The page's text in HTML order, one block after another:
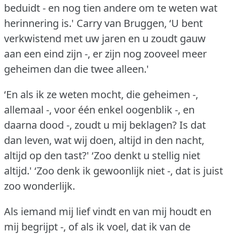
beduidt - en nog tien andere om te weten wat
herinnering is.' Carry van Bruggen, ‘U bent
verkwistend met uw jaren en u zoudt gauw
aan een eind zijn -, er zijn nog zooveel meer
geheimen dan die twee alleen.'
‘En als ik ze weten mocht, die geheimen -,
allemaal -, voor één enkel oogenblik -, en
daarna dood -, zoudt u mij beklagen?Is dat
dan leven, wat wij doen, altijd in den nacht,
altijd op den tast?' ‘Zoo denkt u stellig niet
altijd.' ‘Zoo denk ik gewoonlijk niet -, dat is juist
zoo wonderlijk.
Als iemand mij lief vindt en van mij houdt en
mij begrijpt -, of als ik voel, dat ik van de